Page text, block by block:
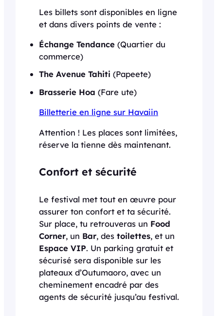
Les billets sont disponibles en ligne
et dans divers points de vente :
Échange Tendance (Quartier du
commerce)
The Avenue Tahiti (Papeete)
Brasserie Hoa (Fare ute)
Billetterie en ligne sur Havaiin
Attention ! Les places sont limitées,
réserve la tienne dès maintenant.
Confort et sécurité
Le festival met tout en œuvre pour
assurer ton confort et ta sécurité.
Sur place, tu retrouveras un Food
Corner, un Bar, des toilettes, et un
Espace VIP. Un parking gratuit et
sécurisé sera disponible sur les
plateaux d’Outumaoro, avec un
cheminement encadré par des
agents de sécurité jusqu’au festival.